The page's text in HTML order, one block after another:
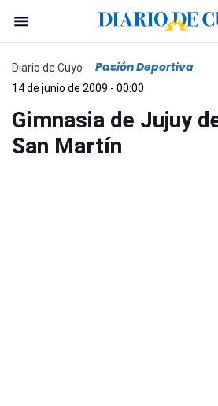
Diario de Cuyo Pasión Deportiva
14 de junio de 2009 - 00:00
Gimnasia de Jujuy
San Martín